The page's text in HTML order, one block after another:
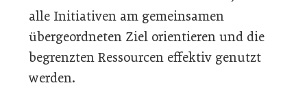
alle Initiativen am gemeinsamen
übergeordneten Ziel orientieren und die
begrenzten Ressourcen effektiv genutzt
werden.